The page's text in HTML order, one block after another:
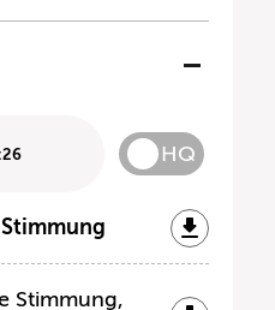
HQ
Stimmung
Stimmung,